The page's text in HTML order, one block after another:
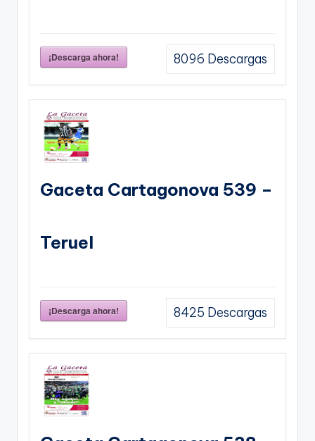
¡Descarga ahora! 8096 Descargas
Gaceta Cartagonova 539 –
Teruel
¡Descarga ahora! 8425 Descargas